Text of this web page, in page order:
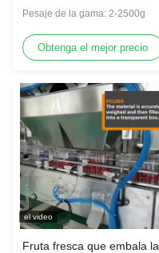
ensalada de las legumbres
220V/50Hz
Pesaje de la gama: 2-2500g
Obtenga el mejor precio
el video
Fruta fresca que embala la